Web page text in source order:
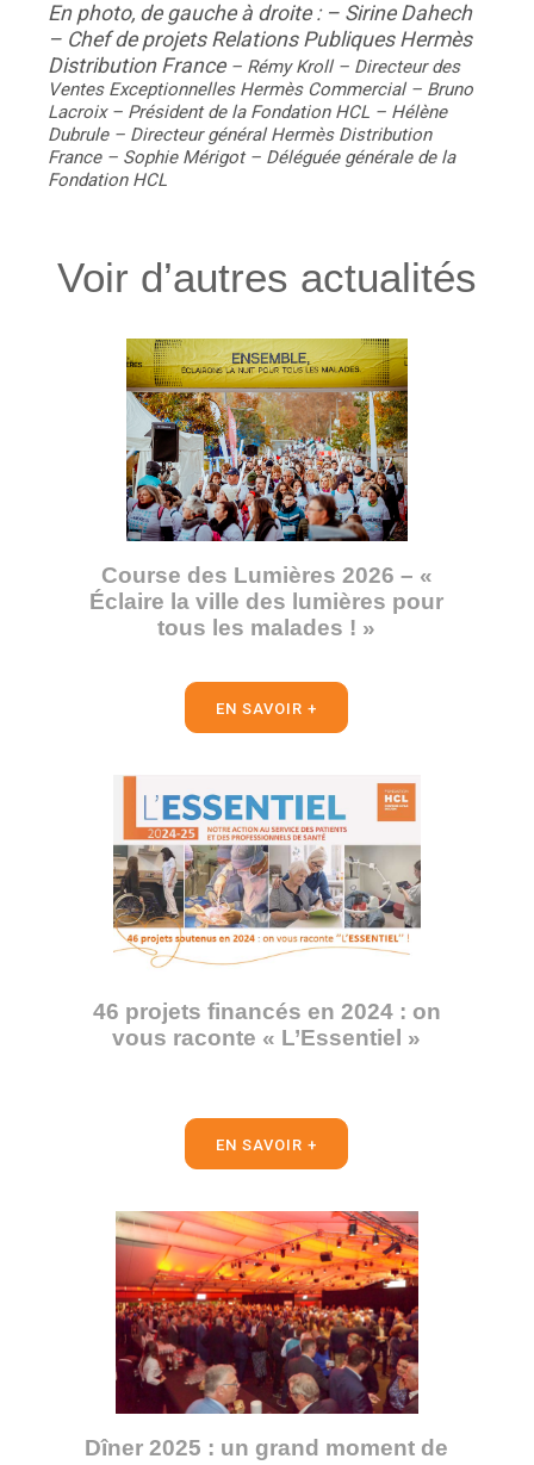
En photo, de gauche à droite : – Sirine Dahech
– Chef de projets Relations Publiques Hermès
Distribution France – Rémy Kroll – Directeur des
Ventes Exceptionnelles Hermès Commercial– Bruno
Lacroix – Président de la Fondation HCL – Hélène
Dubrule – Directeur général Hermès Distribution
France– Sophie Mérigot – Déléguée générale de la
Fondation HCL
Voir d’autres actualités
Course des Lumières 2026 – «
Éclaire la ville des lumières pour
tous les malades ! »
EN SAVOIR +
46 projets financés en 2024 : on
vous raconte « L’Essentiel »
EN SAVOIR +
Dîner 2025 : un grand moment de